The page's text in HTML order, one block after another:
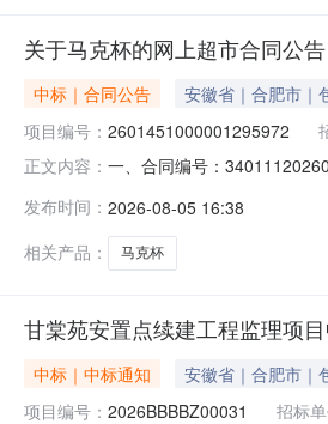
关于马克杯的网上超市合同公告
中标｜合同公告 安徽省｜合肥市｜
项目编号： 2601451000001295972
正文内容： 一、合同编号：
商（乙方）：合肥雅驯商贸
发布时间： 2026-08-05 16:38
相关产品：
马克杯
甘棠苑安置点续建工程监理项
中标｜中标通知 安徽省｜合肥市｜
项目编号： 2026BBBBZ00031 招标单